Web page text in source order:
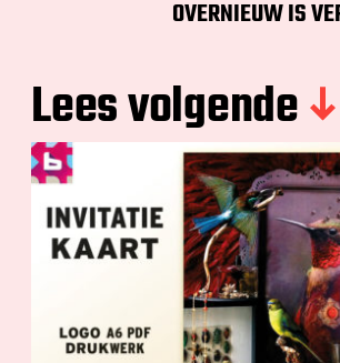
OVERNIEUW IS
Lees volgende